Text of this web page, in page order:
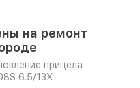
на ремонт
прицела
6.5/13X